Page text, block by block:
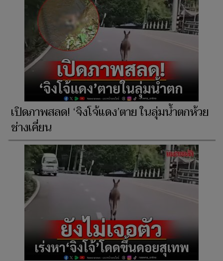
เปิดภาพสลด! ‘จิงโจ้แดง’ตาย ในลุ่มน้ำตกห้วย
ช่างเคี่ยน